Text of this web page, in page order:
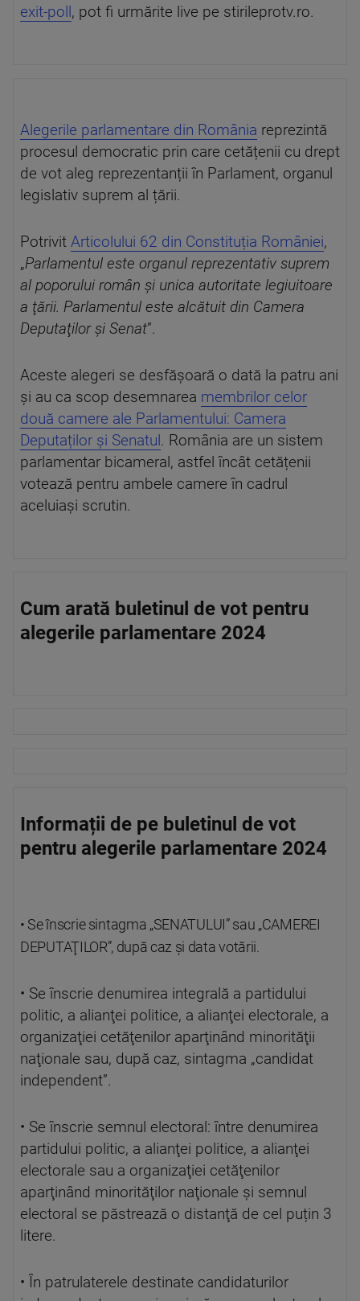
exit-poll , pot fi urmărite live pe stirileprotv.ro.
Alegerile parlamentare din România reprezintă
procesul democratic prin care cetățenii cu drept
de vot aleg reprezentanții în Parlament, organul
legislativ suprem al țării.
Potrivit Articolului 62 din Constituția României,
„Parlamentul este organul reprezentativ suprem
al poporului român şi unica autoritate legiuitoare
a ţării. Parlamentul este alcătuit din Camera
Deputaţilor şi Senat”.
Aceste alegeri se desfășoară o dată la patru ani
și au ca scop desemnarea membrilor celor
două camere ale Parlamentului: Camera
Deputaților și Senatul . România are un sistem
parlamentar bicameral, astfel încât cetățenii
votează pentru ambele camere în cadrul
aceluiași scrutin.
Cum arată buletinul de vot pentru
alegerile parlamentare 2024
Informații de pe buletinul de vot
pentru alegerile parlamentare 2024
• Se înscrie sintagma „SENATULUI” sau „CAMEREI
DEPUTAŢILOR”, după caz și data votării.
• Se înscrie denumirea integrală a partidului
politic, a alianţei politice, a alianţei electorale, a
organizaţiei cetăţenilor aparţinând minorităţii
naţionale sau, după caz, sintagma „candidat
independent”.
• Se înscrie semnul electoral: între denumirea
partidului politic, a alianţei politice, a alianţei
electorale sau a organizaţiei cetăţenilor
aparţinând minorităţilor naţionale şi semnul
electoral se păstrează o distanţă de cel puțin 3
litere.
• În patrulaterele destinate candidaturilor